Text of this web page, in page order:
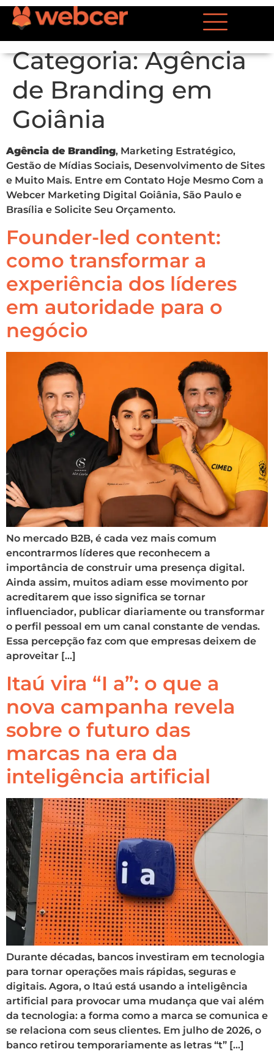
Categoria:Agência
de Branding em
Goiânia
Agência de Branding, Marketing Estratégico,
Gestão de Mídias Sociais, Desenvolvimento de Sites
e Muito Mais. Entre em Contato Hoje Mesmo Com a
Webcer Marketing Digital Goiânia, São Paulo e
Brasília e Solicite Seu Orçamento.
Founder-led content:
como transformar a
experiência dos líderes
em autoridade para o
negócio
No mercado B2B, é cada vez mais comum
encontrarmos líderes que reconhecem a
importância de construir uma presença digital.
Ainda assim, muitos adiam esse movimento por
acreditarem que isso significa se tornar
influenciador, publicar diariamente ou transformar
o perfil pessoal em um canal constante de vendas.
Essa percepção faz com que empresas deixem de
aproveitar […]
Itaú vira “I a”: o que a
nova campanha revela
sobre o futuro das
marcas na era da
inteligência artificial
Durante décadas, bancos investiram em tecnologia
para tornar operações mais rápidas, seguras e
digitais. Agora, o Itaú está usando a inteligência
artificial para provocar uma mudança que vai além
da tecnologia: a forma como a marca se comunica e
se relaciona com seus clientes. Em julho de 2026, o
banco retirou temporariamente as letras “t” […]